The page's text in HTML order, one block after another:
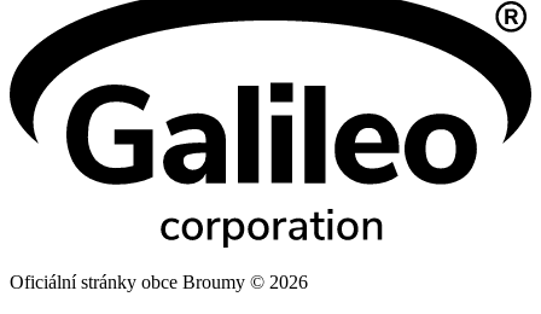
Oficiální stránky obce Broumy © 2026